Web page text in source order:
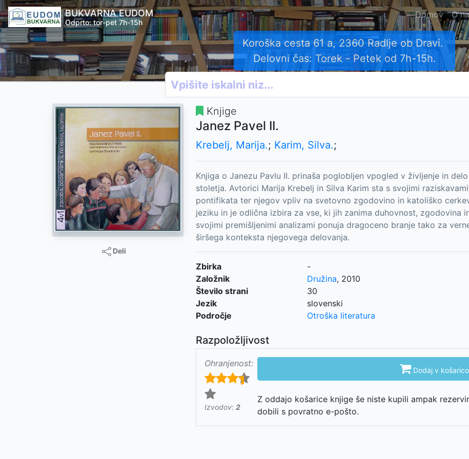
BUKVARNA EUDOM
Odprto: tor-pet 7h-15h
Domov O
Koroška cesta 61 a, 2360 Radlje ob Dravi.
Delovni čas: Torek - Petek od 7h-15h.
Deli
Knjige
Janez Pavel II.
Krebelj, Marija.; Karim, Silva.;
Knjiga o Janezu Pavlu II. prinaša poglobljen vpogled v življenje in
stoletja. Avtorici Marija Krebelj in Silva Karim sta s svojimi
pontifikata ter njegov vpliv na svetovno zgodovino in katoliško
jeziku in je odlična izbira za vse, ki jih zanima duhovnost, zgodovina
svojimi premišljenimi analizami ponuja dragoceno branje tako za
širšega konteksta njegovega delovanja.
Zbirka
-
Založnik
Družina, 2010
Število strani
30
Jezik
slovenski
Področje
Otroška literatura
Razpoložljivost
Ohranjenost:
Izvodov: 2
 Dodaj v košarico
Z oddajo košarice knjige še niste kupili ampak
dobili s povratno e-pošto.